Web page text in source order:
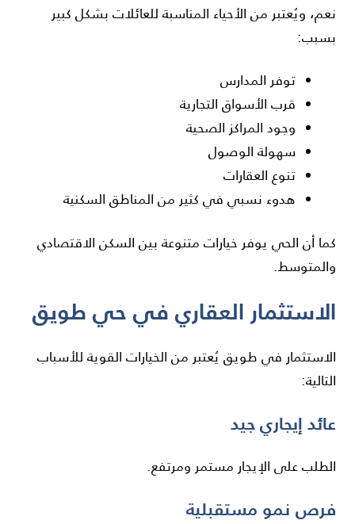
نعم، ويُعتبر من الأحياء المناسبة للعائلات بشكل كبير
بسبب:
توفر المدارس
قرب الأسواق التجارية
وجود المراكز الصحية
سهولة الوصول
تنوع العقارات
هدوء نسبي في كثير من المناطق السكنية
كما أن الحي يوفر خيارات متنوعة بين السكن الاقتصادي
والمتوسط.
الاستثمار العقاري في حي طويق
الاستثمار في طويق يُعتبر من الخيارات القوية للأسباب
التالية:
عائد إيجاري جيد
الطلب على الإيجار مستمر ومرتفع.
فرص نمو مستقبلية